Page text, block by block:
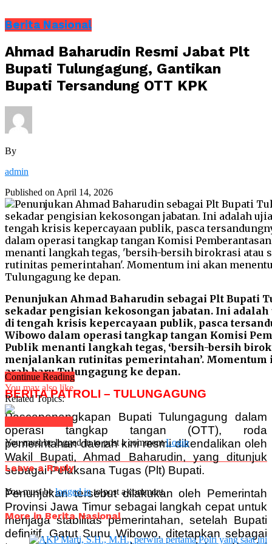
Berita Nasional
Ahmad Baharudin Resmi Jabat Plt
Bupati Tulungagung, Gantikan
Bupati Tersandung OTT KPK
By
admin
Published on April 14, 2026
Penunjukan Ahmad Baharudin sebagai Plt Bupati
sekadar pengisian kekosongan jabatan. Ini
di tengah krisis kepercayaan publik, pasca
Wibowo dalam operasi tangkap tangan Komisi
Publik menanti langkah tegas, ‘bersih-bersih
menjalankan rutinitas pemerintahan’.
arah baru Tulungagung ke depan.
BERITA PATROLI – TULUNGAGUNG
Pascapenangkapan Bupati Tulungagung dalam
operasi tangkap tangan (OTT), roda
pemerintahan daerah kini resmi dikendalikan oleh
Wakil Bupati, Ahmad Baharudin, yang ditunjuk
sebagai Pelaksana Tugas (Plt) Bupati.
Penunjukan tersebut dilakukan oleh Pemerintah
Provinsi Jawa Timur sebagai langkah cepat untuk
menjaga stabilitas pemerintahan, setelah Bupati
definitif, Gatut Sunu Wibowo, ditetapkan sebagai
Continue Reading
You may also like...
Related Topics:
You must be logged in to post a commentLogin
Leave a Reply
You must belogged into post a comment.
More in Berita Nasional